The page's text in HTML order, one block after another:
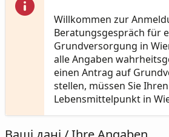
Willkommen zur
Beratungsgespräch für
Grundversorgung in
alle Angaben
einen Antrag auf
stellen, müssen Sie Ihren
Lebensmittelpunkt in